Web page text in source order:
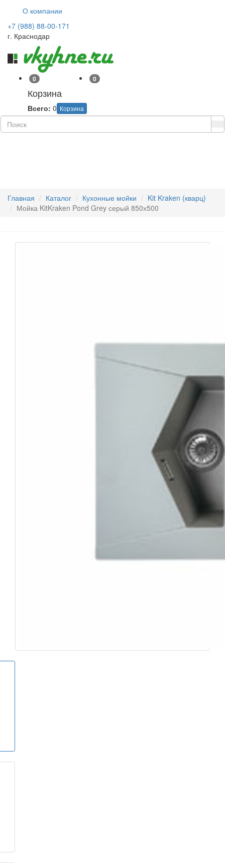
О компании
+7 (988) 88-00-171
г. Краснодар
0
Корзина
Корзина
Всего: 0
0
Главная Каталог Кухонные мойки
Kit Kraken (кварц)
Мойка KitKraken Pond Grey серый 850х500